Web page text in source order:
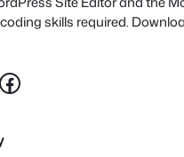
skills required.